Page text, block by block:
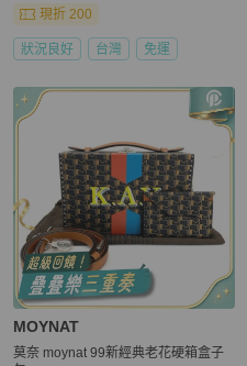
現折 200
狀況良好 台灣 免運
MOYNAT
莫奈 moynat 99新經典老花硬箱盒子